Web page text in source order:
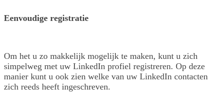
Eenvoudige registratie
Om het u zo makkelijk mogelijk te maken, kunt u zich
simpelweg met uw LinkedIn profiel registreren. Op deze
manier kunt u ook zien welke van uw LinkedIn contacten
zich reeds heeft ingeschreven.